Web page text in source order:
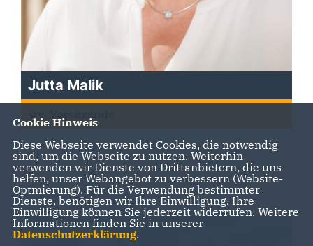
Jutta Malik
Cookie Hinweis
Diese Webseite verwendet Cookies, die notwendig
sind, um die Webseite zu nutzen. Weiterhin
verwenden wir Dienste von Drittanbietern, die uns
helfen, unser Webangebot zu verbessern (Website-
Optmierung). Für die Verwendung bestimmter
Dienste, benötigen wir Ihre Einwilligung. Ihre
Einwilligung können Sie jederzeit widerrufen. Weitere
Informationen finden Sie in unserer
Datenschutzerklärung.